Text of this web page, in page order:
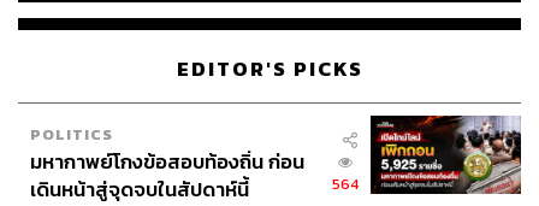
EDITOR'S PICKS
POLITICS
มหากาพย์โกงข้อสอบท้องถิ่น ก่อน
เดินหน้าสู่จุดจบในสัปดาห์นี้
564